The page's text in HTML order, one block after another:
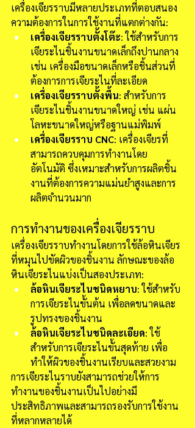
เครื่องเจียรราบมีหลายประเภทที่ตอบสนอง
ความต้องการในการใช้งานที่แตกต่างกัน:
เครื่องเจียรราบตั้งโต๊ะ: ใช้สำหรับการ
เจียระไนชิ้นงานขนาดเล็กถึงปานกลาง
เช่น เครื่องมือขนาดเล็กหรือชิ้นส่วนที่
ต้องการการเจียระไนที่ละเอียด
เครื่องเจียรราบตั้งพื้น: สำหรับการ
เจียระไนชิ้นงานขนาดใหญ่ เช่น แผ่น
โลหะขนาดใหญ่หรือฐานแม่พิมพ์
เครื่องเจียรราบ CNC: เครื่องเจียรที่
สามารถควบคุมการทำงานโดย
อัตโนมัติ ซึ่งเหมาะสำหรับการผลิตชิ้น
งานที่ต้องการความแม่นยำสูงและการ
ผลิตจำนวนมาก
การทำงานของเครื่องเจียรราบ
เครื่องเจียรราบทำงานโดยการใช้ล้อหินเจียร
ที่หมุนไปขัดผิวของชิ้นงาน ลักษณะของล้อ
หินเจียระไนแบ่งเป็นสองประเภท:
ล้อหินเจียระไนชนิดหยาบ: ใช้สำหรับ
การเจียระไนขั้นต้น เพื่อลดขนาดและ
รูปทรงของชิ้นงาน
ล้อหินเจียระไนชนิดละเอียด: ใช้
สำหรับการเจียระไนขั้นสุดท้าย เพื่อ
ทำให้ผิวของชิ้นงานเรียบและสวยงาม
การเจียระไนราบยังสามารถช่วยให้การ
ทำงานของชิ้นงานเป็นไปอย่างมี
ประสิทธิภาพและสามารถรองรับการใช้งาน
ที่หลากหลายได้